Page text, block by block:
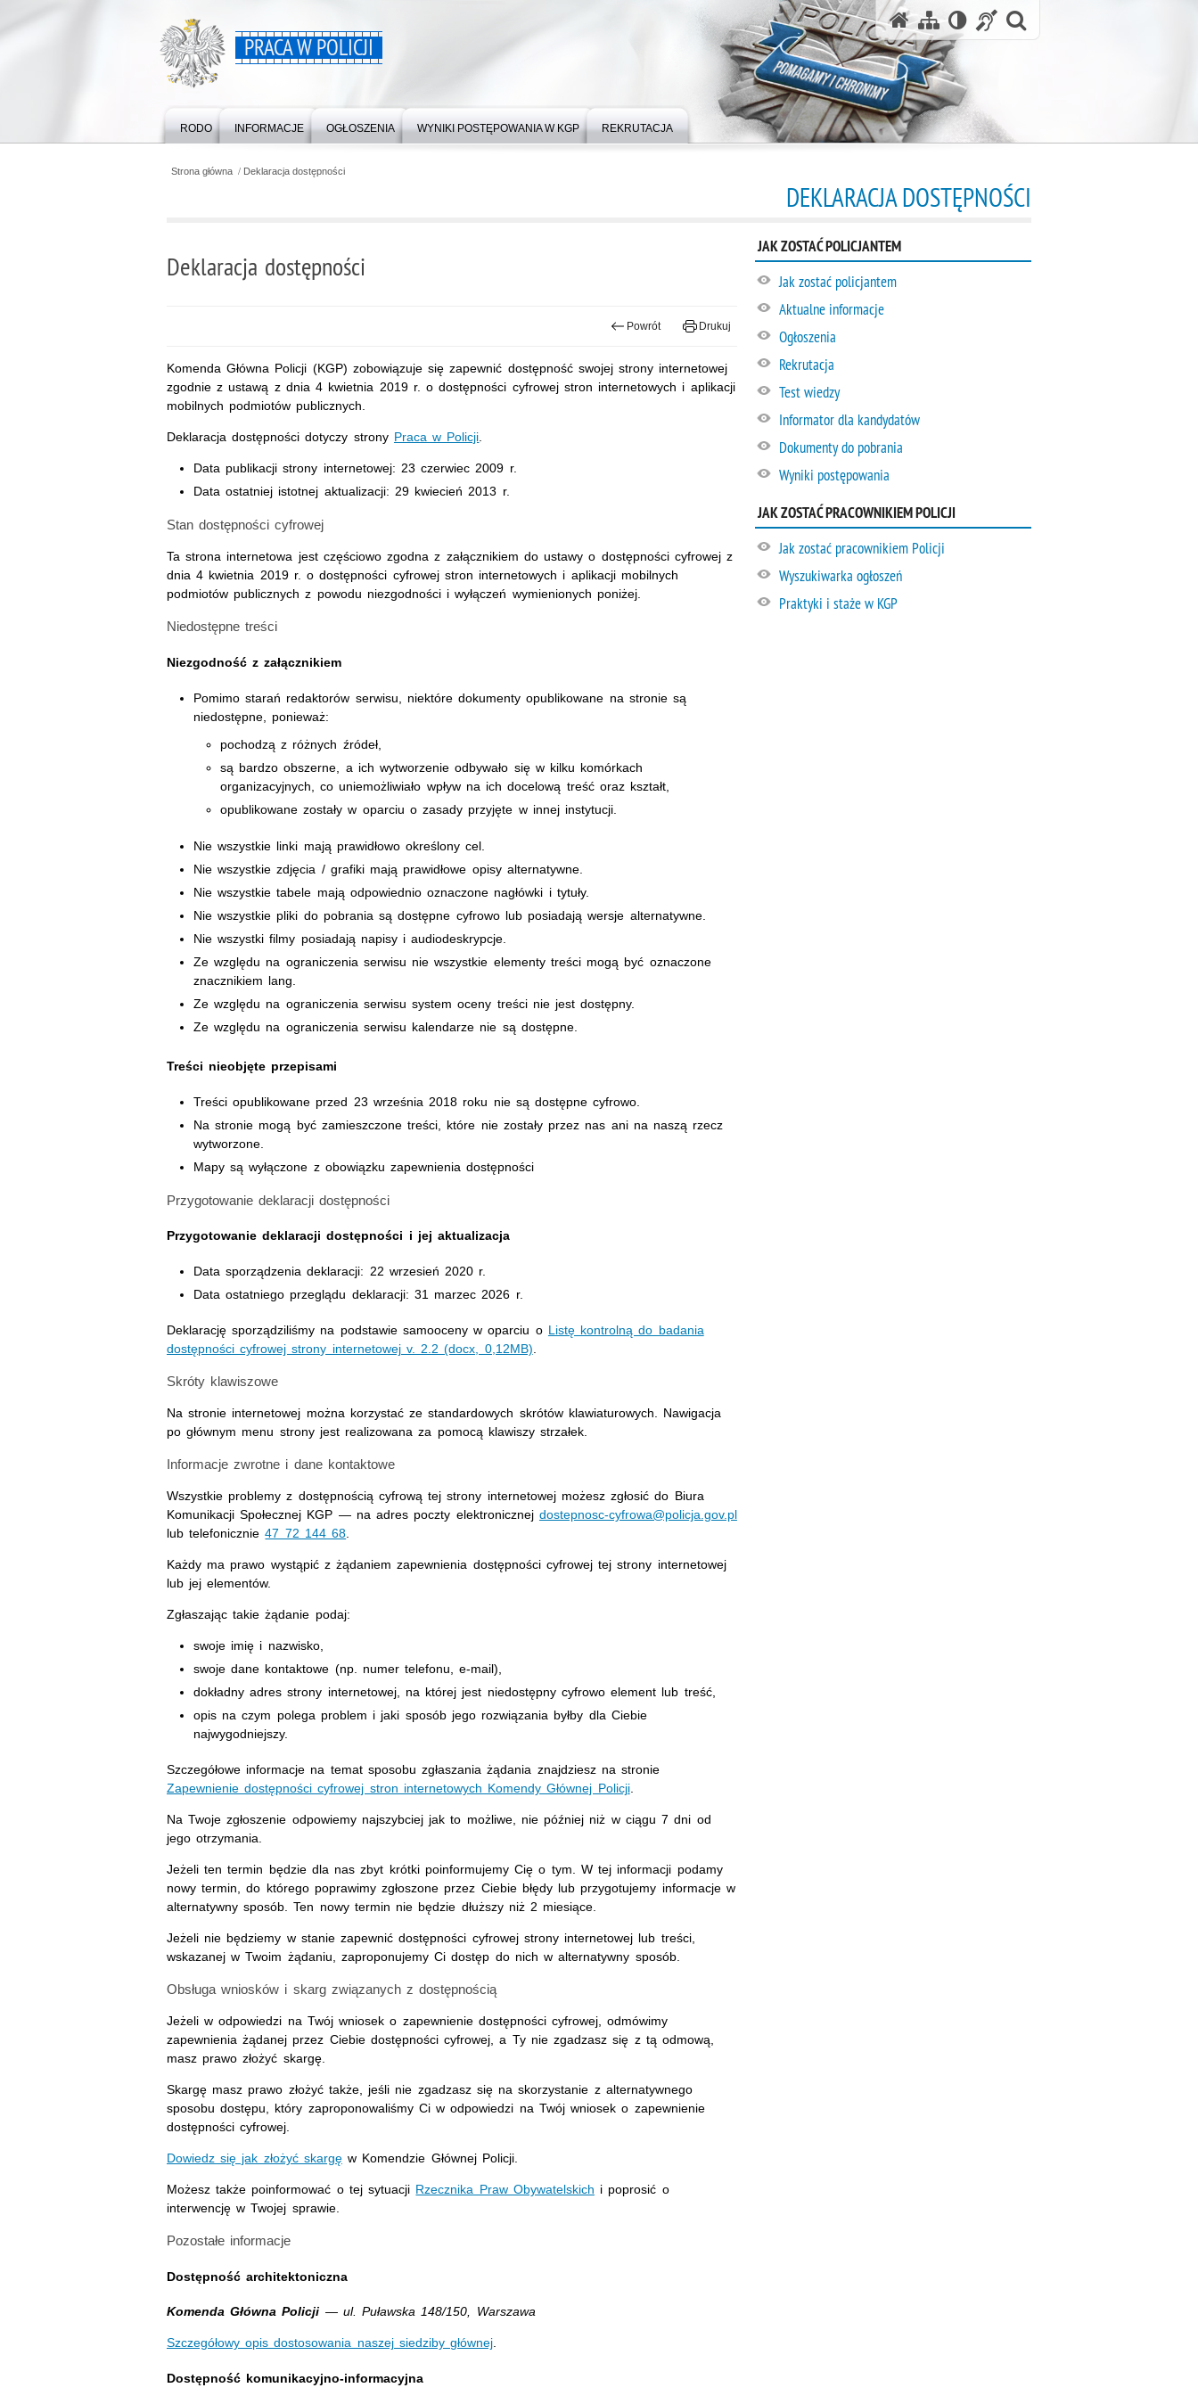
PRACA W POLICJI
RODO INFORMACJE OGŁOSZENIA WYNIKI POSTĘPOWANIA W KGP REKRUTACJA
Strona główna Deklaracja dostępności
DEKLARACJA DOSTĘPNOŚCI
Deklaracja dostępności
Powrót Drukuj
Komenda Główna Policji (KGP) zobowiązuje się zapewnić dostępność swojejstrony internetowej
zgodnie z ustawą z dnia 4 kwietnia 2019 r. o dostępności cyfrowej stron internetowych i aplikacji
mobilnych podmiotów publicznych.
Deklaracja dostępności dotyczy strony Praca w Policji.
Data publikacji strony internetowej: 23 czerwiec 2009 r.
Data ostatniej istotnej aktualizacji: 29 kwiecień 2013 r.
Stan dostępności cyfrowej
Ta strona internetowa jest częściowo zgodna z załącznikiem do ustawy o dostępności cyfrowej z
dnia 4 kwietnia 2019 r. o dostępności cyfrowej stron internetowych i aplikacji mobilnych
podmiotów publicznych z powodu niezgodności i wyłączeń wymienionych poniżej.
Niedostępne treści
Niezgodność z załącznikiem
Pomimo starań redaktorów serwisu, niektóre dokumenty opublikowane na stronie są
niedostępne, ponieważ:
pochodzą z różnych źródeł,
są bardzo obszerne, a ich wytworzenie odbywało się w kilku komórkach
organizacyjnych, co uniemożliwiało wpływ na ich docelową treść oraz kształt,
opublikowane zostały w oparciu o zasady przyjęte w innej instytucji.
Nie wszystkie linki mają prawidłowo określony cel.
Nie wszystkie zdjęcia / grafiki mają prawidłowe opisy alternatywne.
Nie wszystkie tabele mają odpowiednio oznaczone nagłówki i tytuły.
Nie wszystkie pliki do pobrania są dostępne cyfrowo lub posiadają wersje alternatywne.
Nie wszystki filmy posiadają napisy i audiodeskrypcje.
Ze względu na ograniczenia serwisu nie wszystkie elementy treści mogą być oznaczone
znacznikiem lang.
Ze względu na ograniczenia serwisu system oceny treści nie jest dostępny.
Ze względu na ograniczenia serwisu kalendarze nie są dostępne.
Treści nieobjęte przepisami
Treści opublikowane przed 23 września 2018 roku nie są dostępne cyfrowo.
Na stronie mogą być zamieszczone treści, które nie zostały przez nas ani na naszą rzecz
wytworzone.
Mapy są wyłączone z obowiązku zapewnienia dostępności
Przygotowanie deklaracji dostępności
Przygotowanie deklaracji dostępności i jej aktualizacja
Data sporządzenia deklaracji: 22 wrzesień 2020 r.
Data ostatniego przeglądu deklaracji: 31 marzec 2026 r.
Deklarację sporządziliśmy na podstawie samooceny w oparciu o Listę kontrolną do badania
dostępności cyfrowej strony internetowej v. 2.2 (docx, 0,12MB)
Skróty klawiszowe
Na stronie internetowej można korzystać ze standardowych skrótów klawiaturowych. Nawigacja
po głównym menu strony jest realizowana za pomocą klawiszy strzałek.
Informacje zwrotne i dane kontaktowe
Wszystkie problemy z dostępnością cyfrową tej strony internetowej możesz zgłosić do Biura
Komunikacji Społecznej KGP — na adres poczty elektronicznej dostepnosc-cyfrowa@policja.gov.pl
lub telefonicznie47 72 144 68
Każdy ma prawo wystąpić z żądaniem zapewnienia dostępności cyfrowej tej strony internetowej
lub jej elementów.
Zgłaszając takie żądanie podaj:
swoje imię i nazwisko,
swoje dane kontaktowe (np. numer telefonu, e-mail),
dokładny adres strony internetowej, na której jest niedostępny cyfrowo element lub treść,
opis na czym polega problem i jaki sposób jego rozwiązania byłby dla Ciebie
najwygodniejszy.
Szczegółowe informacje na temat sposobu zgłaszania żądania znajdziesz na stronie
Zapewnienie dostępności cyfrowej stron internetowych Komendy Głównej Policji.
Na Twoje zgłoszenie odpowiemy najszybciej jak to możliwe, nie później niż w ciągu 7 dni od
jego otrzymania.
Jeżeli ten termin będzie dla nas zbyt krótki poinformujemy Cię o tym. W tej informacji podamy
nowy termin, do którego poprawimy zgłoszone przez Ciebie błędy lub przygotujemy informacje w
alternatywny sposób. Ten nowy termin nie będzie dłuższy niż 2 miesiące.
Jeżeli nie będziemy w stanie zapewnić dostępności cyfrowej strony internetowej lub treści,
wskazanej w Twoim żądaniu, zaproponujemy Ci dostęp do nich w alternatywny sposób.
Obsługa wniosków i skarg związanych z dostępnością
Jeżeli w odpowiedzi na Twój wniosek o zapewnienie dostępności cyfrowej, odmówimy
zapewnienia żądanej przez Ciebie dostępności cyfrowej, a Ty nie zgadzasz się z tą odmową,
masz prawo złożyć skargę.
Skargę masz prawo złożyć także, jeśli nie zgadzasz się na skorzystanie z alternatywnego
sposobu dostępu, który zaproponowaliśmy Ci w odpowiedzi na Twój wniosek o zapewnienie
dostępności cyfrowej.
Dowiedz się jak złożyć skargęw Komendzie Głównej Policji.
Możesz także poinformować o tej sytuacji Rzecznika Praw Obywatelskich i poprosić o
interwencję w Twojej sprawie.
Pozostałe informacje
Dostępność architektoniczna
Komenda Główna Policji — ul. Puławska 148/150, Warszawa
Szczegółowy opis dostosowania naszej siedziby głównej.
Dostępność komunikacyjno-informacyjna
JAK ZOSTAĆ POLICJANTEM
Jak zostać policjantem
Aktualne informacje
Ogłoszenia
Rekrutacja
Test wiedzy
Informator dla kandydatów
Dokumenty do pobrania
Wyniki postępowania
JAK ZOSTAĆ PRACOWNIKIEM POLICJI
Jak zostać pracownikiem Policji
Wyszukiwarka ogłoszeń
Praktyki i staże w KGP